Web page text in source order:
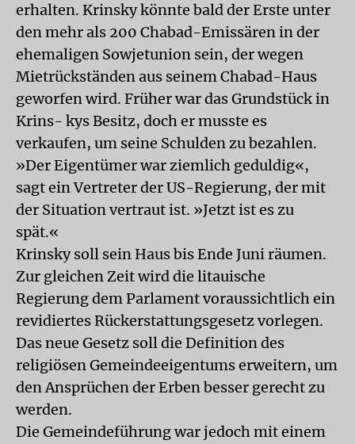
erhalten. Krinsky könnte bald der Erste unter
den mehr als 200 Chabad-Emissären in der
ehemaligen Sowjetunion sein, der wegen
Mietrückständen aus seinem Chabad-Haus
geworfen wird. Früher war das Grundstück in
Krins- kys Besitz, doch er musste es
verkaufen, um seine Schulden zu bezahlen.
»Der Eigentümer war ziemlich geduldig«,
sagt ein Vertreter der US-Regierung, der mit
der Situation vertraut ist. »Jetzt ist es zu
spät.«
Krinsky soll sein Haus bis Ende Juni räumen.
Zur gleichen Zeit wird die litauische
Regierung dem Parlament voraussichtlich ein
revidiertes Rückerstattungsgesetz vorlegen.
Das neue Gesetz soll die Definition des
religiösen Gemeindeeigentums erweitern, um
den Ansprüchen der Erben besser gerecht zu
werden.
Die Gemeindeführung war jedoch mit einem